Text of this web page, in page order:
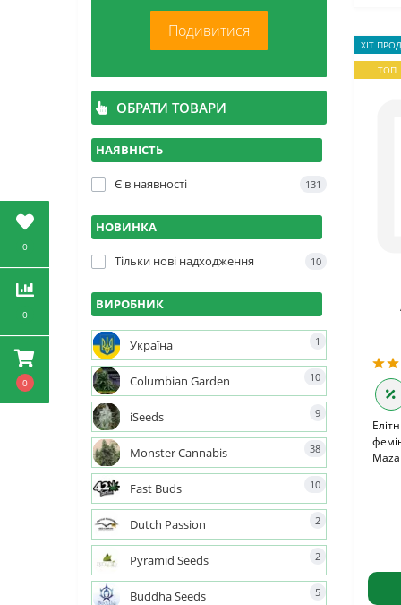
0
0
0
Подивитися
ОБРАТИ ТОВАРИ
НАЯВНІСТЬ
Є в наявності 131
НОВИНКА
Тільки нові надходження 10
ВИРОБНИК
Україна 1
Columbian Garden 10
iSeeds 9
Monster Cannabis 38
Fast Buds 10
Dutch Passion 2
Pyramid Seeds 2
Buddha Seeds 5
ХІТ
ТОП